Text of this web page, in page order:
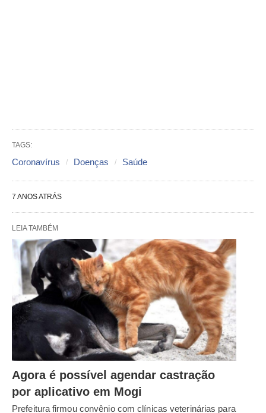
TAGS:
Coronavírus Doenças Saúde
7 ANOS ATRÁS
LEIA TAMBÉM
Agora é possível agendar castração
por aplicativo em Mogi
Prefeitura firmou convênio com clínicas veterinárias para